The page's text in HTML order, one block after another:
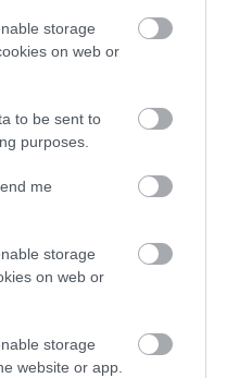
storage
on web or
to be sent to
purposes.
me
storage
on web or
storage
website or app.